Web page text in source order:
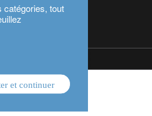
catégories, tout
et continuer